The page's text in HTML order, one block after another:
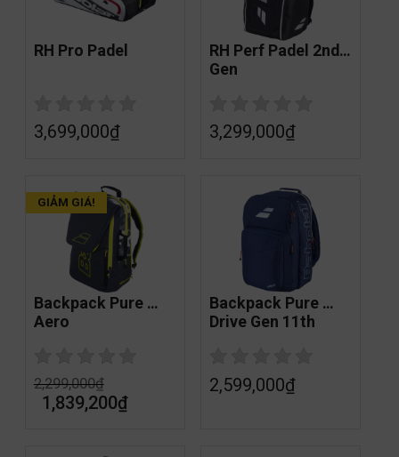
RH Pro Padel
3,699,000₫
RH Perf Padel 2nd
Gen
3,299,000₫
GIẢM GIÁ!
Backpack Pure
Aero
2,299,000₫
1,839,200₫
Backpack Pure
Drive Gen 11th
2,599,000₫